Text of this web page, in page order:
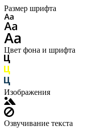
Размер шрифта
Цвет фона и шрифта
Изображения
Озвучивание текста